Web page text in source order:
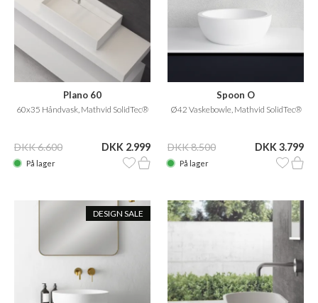
Plano 60
60x35 Håndvask, Mathvid SolidTec®
DKK 6.600 DKK 2.999
På lager
Spoon O
Ø42 Vaskebowle, Mathvid SolidTec®
DKK 8.500 DKK 3.799
På lager
DESIGN SALE